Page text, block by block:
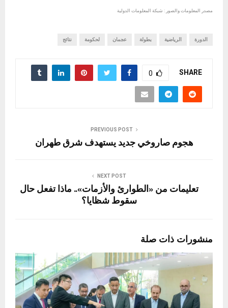
مصدر المعلومات والصور : شبكة المعلومات الدولية
الدورة الرياضية بطولة عجمان لحكومة نتائج
SHARE
0
PREVIOUS POST
هجوم صاروخي جديد يستهدف شرق طهران
NEXT POST
تعليمات من «الطوارئ والأزمات».. ماذا تفعل حال
سقوط شظايا؟
منشورات ذات صلة